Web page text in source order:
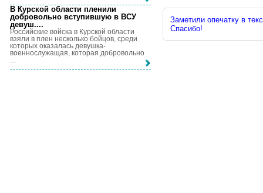
Заметили опечатку в
Спасибо!
В Курской области пленили
добровольно вступившую в ВСУ
девуш....
Российские войска в Курской области
взяли в плен несколько бойцов, среди
которых оказалась девушка-
военнослужащая, которая добровольно
...